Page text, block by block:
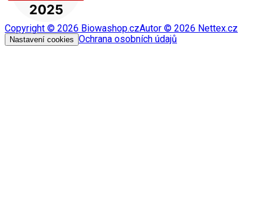
Copyright © 2026 Biowashop.czAutor © 2026 Nettex.cz
Nastavení cookies Ochrana osobních údajů